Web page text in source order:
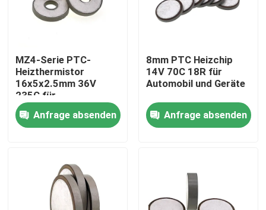
Kontakt mit uns
Neuigkeiten
Ptc-Thermistor
MZ4-Serie PTC-
Heizthermistor
16x5x2.5mm 36V
235C für
Automobilgeräte
Anfrage absenden
8mm PTC Heizchip
14V 70C 18R für
Automobil und Geräte
Anfrage absenden